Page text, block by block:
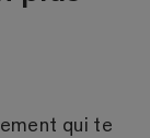
qui te